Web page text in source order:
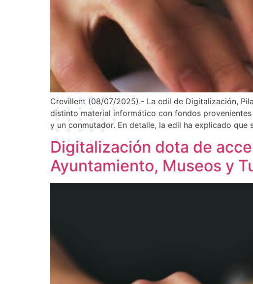
Crevillent (08/07/2025).- La edil de Digitalización,
distinto material informático con fondos
y un conmutador. En detalle, la edil ha explicado que
Digitalización dota de
Ayuntamiento, Museos y